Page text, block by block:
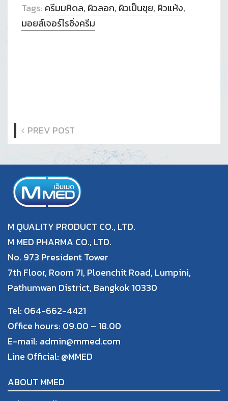
Tags: ครีมมหิดล, ผิวลอก, ผิวเป็นขุย, ผิวแห้ง,
มอยส์เจอร์ไรซิ่งครีม
PREV POST
M QUALITY PRODUCT CO., LTD.
M MED PHARMA CO., LTD.
No. 973 President Tower
7th Floor, Room 7I, Ploenchit Road, Lumpini,
Pathumwan District, Bangkok 10330
Tel: 064-662-4421
Office hours: 09.00 – 18.00
E-mail: admin@mmed.com
Line Official: @MMED
ABOUT MMED